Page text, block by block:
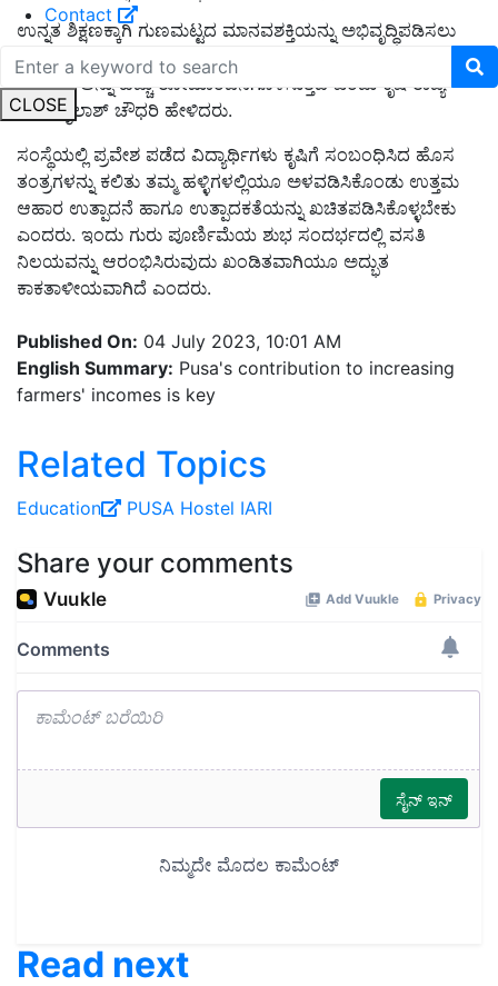
Contact
CLOSE
ಉನ್ನತ ಶಿಕ್ಷಣಕ್ಕಾಗಿ ಗುಣಮಟ್ಟದ ಮಾನವಶಕ್ತಿಯನ್ನು ಅಭಿವೃದ್ಧಿಪಡಿಸಲು
ಇದು ಸಹಾಯ ಮಾಡುತ್ತದೆ ಮತ್ತು ಯುವ ವಿದ್ಯಾರ್ಥಿಗಳ ಉಪಸ್ಥಿತಿಯು
ಕ್ಯಾಂಪಸ್ ಅನ್ನು ಹೆಚ್ಚು ರೋಮಾಂಚನಗೊಳಿಸುತ್ತದೆ ಎಂದು ಕೃಷಿ ರಾಜ್ಯ
ಸಚಿವ ಕೈಲಾಶ್ ಚೌಧರಿ ಹೇಳಿದರು.
ಸಂಸ್ಥೆಯಲ್ಲಿ ಪ್ರವೇಶ ಪಡೆದ ವಿದ್ಯಾರ್ಥಿಗಳು ಕೃಷಿಗೆ ಸಂಬಂಧಿಸಿದ ಹೊಸ
ತಂತ್ರಗಳನ್ನು ಕಲಿತು ತಮ್ಮ ಹಳ್ಳಿಗಳಲ್ಲಿಯೂ ಅಳವಡಿಸಿಕೊಂಡು ಉತ್ತಮ
ಆಹಾರ ಉತ್ಪಾದನೆ ಹಾಗೂ ಉತ್ಪಾದಕತೆಯನ್ನು ಖಚಿತಪಡಿಸಿಕೊಳ್ಳಬೇಕು
ಎಂದರು. ಇಂದು ಗುರು ಪೂರ್ಣಿಮೆಯ ಶುಭ ಸಂದರ್ಭದಲ್ಲಿ ವಸತಿ
ನಿಲಯವನ್ನು ಆರಂಭಿಸಿರುವುದು ಖಂಡಿತವಾಗಿಯೂ ಅದ್ಭುತ
ಕಾಕತಾಳೀಯವಾಗಿದೆ ಎಂದರು.
Published On: 04 July 2023, 10:01 AM
English Summary: Pusa's contribution to increasing
farmers' incomes is key
Related Topics
Education PUSA Hostel IARI
Share your comments
Read next